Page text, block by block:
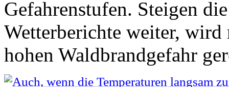
Gefahrenstufen. Steigen
Wetterberichte weiter, wird
hohen Waldbrandgefahr